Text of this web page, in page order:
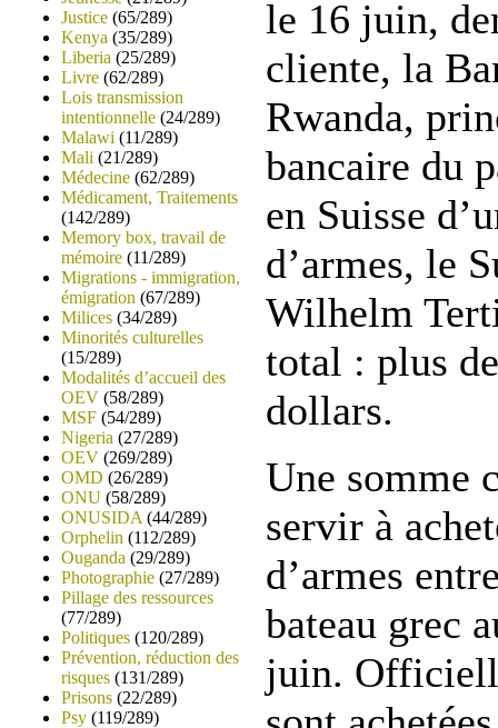
Justice (65/289)
Kenya (35/289)
Liberia (25/289)
Livre (62/289)
Lois transmission
intentionnelle (24/289)
Malawi (11/289)
Mali (21/289)
Médecine (62/289)
Médicament, Traitements
(142/289)
Memory box, travail de
mémoire (11/289)
Migrations - immigration,
émigration (67/289)
Milices (34/289)
Minorités culturelles
(15/289)
Modalités d’accueil des
OEV (58/289)
MSF (54/289)
Nigeria (27/289)
OEV (269/289)
OMD (26/289)
ONU (58/289)
ONUSIDA (44/289)
Orphelin (112/289)
Ouganda (29/289)
Photographie (27/289)
Pillage des ressources
(77/289)
Politiques (120/289)
Prévention, réduction des
risques (131/289)
Prisons (22/289)
Psy (119/289)
le 16 juin,
cliente, la
Rwanda,
bancaire du
en Suisse
d’armes, le
Wilhelm
total : plus
dollars.
Une somme
servir à
d’armes
bateau grec
juin.